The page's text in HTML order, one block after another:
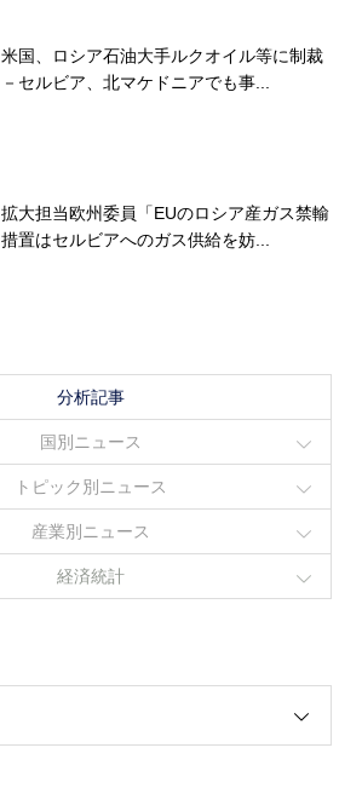
米国、ロシア石油大手ルクオイル等に制裁
－セルビア、北マケドニアでも事...
拡大担当欧州委員「EUのロシア産ガス禁輸
措置はセルビアへのガス供給を妨...
分析記事
国別ニュース
トピック別ニュース
産業別ニュース
経済統計